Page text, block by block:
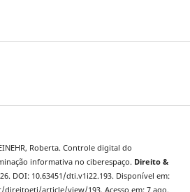
Roberta. Controle digital do
informativa no ciberespaço. Direito &
DOI: 10.63451/dti.v1i22.193. Disponível em:
article/view/193. Acesso em: 7 ago.